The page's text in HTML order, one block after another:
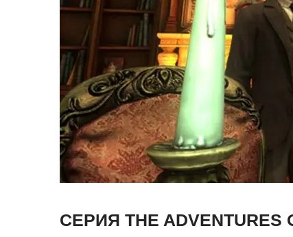
СЕРИЯ THE ADVENTURES